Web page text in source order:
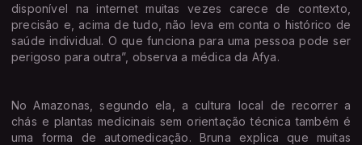
disponível na internet muitas vezes carece de contexto,
precisão e, acima de tudo, não leva em conta o histórico de
saúde individual. O que funciona para uma pessoa pode ser
perigoso para outra”, observa a médica da Afya.
No Amazonas, segundo ela, a cultura local de recorrer a
chás e plantas medicinais sem orientação técnica também é
uma forma de automedicação. Bruna explica que muitas